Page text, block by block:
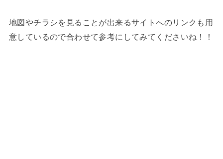
地図やチラシを見ることが出来るサイトへのリンクも用
意しているので合わせて参考にしてみてくださいね！！